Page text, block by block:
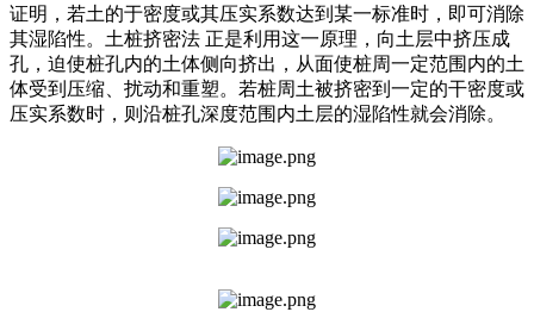
证明，若土的于密度或其压实系数达到某一标准时，即可消除
其湿陷性。土桩挤密法 正是利用这一原理，向土层中挤压成
孔，迫使桩孔内的土体侧向挤出，从面使桩周一定范围内的土
体受到压缩、扰动和重塑。若桩周土被挤密到一定的干密度或
压实系数时，则沿桩孔深度范围内土层的湿陷性就会消除。